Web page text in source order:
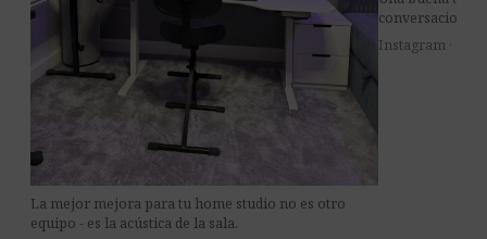
La mejor mejora para tu home studio no es otro
equipo - es la acústica de la sala.
Instagram · 8 jul
conversaciones